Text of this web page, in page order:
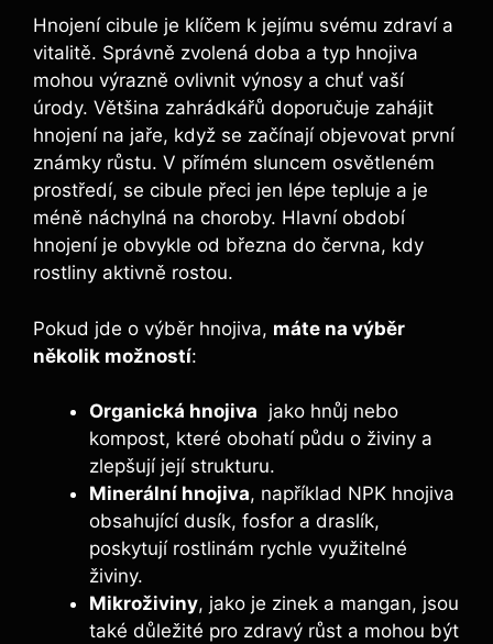
Hnojení cibule ⁤je klíčem k jejímu svému⁢ zdraví​ a‌
vitalitě. Správně zvolená doba a typ hnojiva
mohou výrazně⁢ ovlivnit výnosy⁣ a chuť vaší
úrody. Většina zahrádkářů doporučuje zahájit
hnojení na jaře, když se začínají objevovat první⁣
známky růstu. V přímém sluncem⁤ osvětleném
prostředí, ‌se cibule přeci ⁢jen lépe‌ tepluje a je
méně náchylná na choroby. Hlavní období
hnojení je obvykle ​od⁤ března do června, ​kdy
rostliny ‌aktivně rostou.
Pokud ‍jde ​o výběr hnojiva, máte ​na ​výběr
několik možností:
Organická hnojiva ‍ jako hnůj nebo
kompost, které obohatí půdu o živiny⁣ a
zlepšují⁤ její strukturu.
Minerální‌ hnojiva, například NPK hnojiva
obsahující dusík, fosfor a​ draslík,
poskytují rostlinám rychle⁢ využitelné
živiny.
Mikroživiny, jako je zinek a mangan, jsou
také ⁤důležité pro zdravý​ růst ⁤a ⁣mohou být